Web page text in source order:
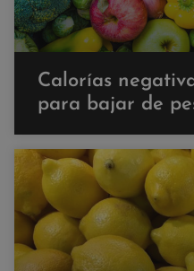
Calorías
para bajar de